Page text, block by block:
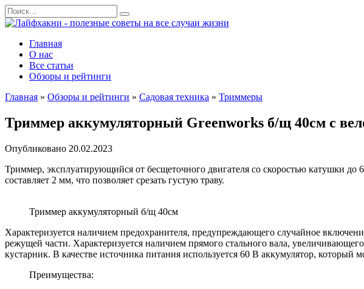
Перейти
к
содержанию
Search
for:
Главная
О нас
Все статьи
Обзоры и рейтинги
Главная » Обзоры и рейтинги » Садовая техника » Триммеры
Триммер аккумуляторный Greenworks б/щ 40см с
Опубликовано 20.02.2023
Триммер, эксплуатирующийся от бесщеточного двигателя со скоростью катушки
составляет 2 мм, что позволяет срезать густую траву.
Триммер аккумуляторный б/щ 40см
Характеризуется наличием предохранителя, предупреждающего случайное
режущей части. Характеризуется наличием прямого стального вала,
кустарник. В качестве источника питания используется 60 В аккумулятор, который
Преимущества: